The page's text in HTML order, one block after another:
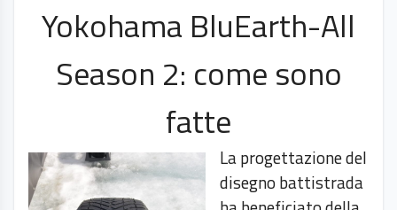
Yokohama BluEarth-All
Season 2: come sono
fatte
La progettazione del
disegno battistrada